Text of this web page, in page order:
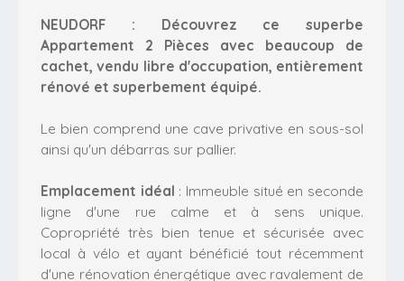
NEUDORF : Découvrez ce superbe
Appartement 2 Pièces avec beaucoup de
cachet, vendu libre d'occupation, entièrement
rénové et superbement équipé.
Le bien comprend une cave privative en sous-sol
ainsi qu'un débarras sur pallier.
Emplacement idéal : Immeuble situé en seconde
ligne d'une rue calme et à sens unique.
Copropriété très bien tenue et sécurisée avec
local à vélo et ayant bénéficié tout récemment
d'une rénovation énergétique avec ravalement de